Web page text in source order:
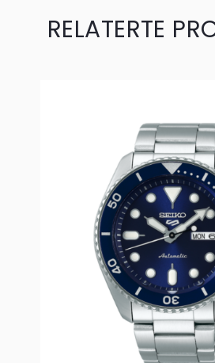
RELATERTE